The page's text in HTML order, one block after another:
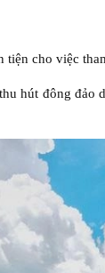
tiện cho việc
hút đông đảo